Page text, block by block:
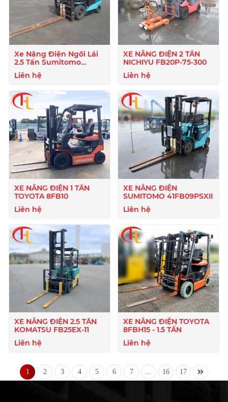
Xe Nâng Điện Ngồi Lái
2.5 Tấn Sumitomo
51FB25PJXIII
Liên hệ
XE NÂNG ĐIỆN 2 TẤN
NICHIYU FB20P-75-300
Liên hệ
XE NÂNG ĐIỆN 1 TẤN
TOYOTA 8FB10
Liên hệ
XE NÂNG ĐIỆN
SUMITOMO 41FB09PSXII
Liên hệ
XE NÂNG ĐIỆN 2.5 TẤN
KOMATSU FB25EX-11
Liên hệ
XE NÂNG ĐIỆN TOYOTA
8FBH15 - 1.5 TẤN
Liên hệ
1 2 3 4 5 6 7 16 17